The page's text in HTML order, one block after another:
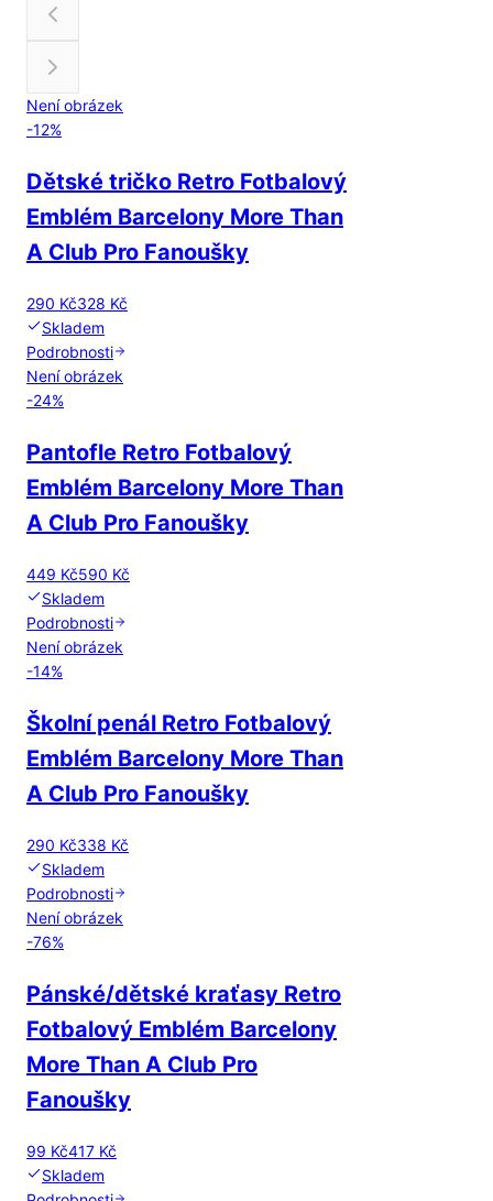
Není obrázek
-12%
Dětské tričko Retro Fotbalový
Emblém Barcelony More Than
A Club Pro Fanoušky
290 Kč328 Kč
Skladem
Podrobnosti
Není obrázek
-24%
Pantofle Retro Fotbalový
Emblém Barcelony More Than
A Club Pro Fanoušky
449 Kč590 Kč
Skladem
Podrobnosti
Není obrázek
-14%
Školní penál Retro Fotbalový
Emblém Barcelony More Than
A Club Pro Fanoušky
290 Kč338 Kč
Skladem
Podrobnosti
Není obrázek
-76%
Pánské/dětské kraťasy Retro
Fotbalový Emblém Barcelony
More Than A Club Pro
Fanoušky
99 Kč417 Kč
Skladem